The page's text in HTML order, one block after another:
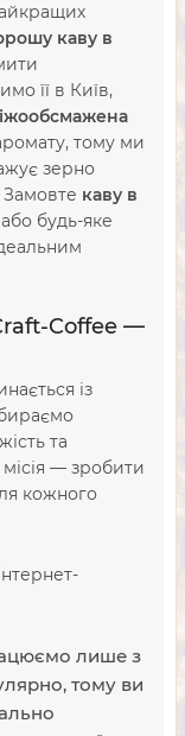
каву в
її в Київ,
тому ми
зерно
каву в
будь-яке
Coffee —
із
та
місія — зробити
кожного
лише з
тому ви